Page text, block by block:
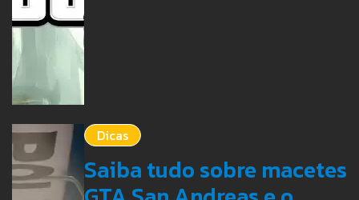
Dicas
Saiba tudo sobre macetes